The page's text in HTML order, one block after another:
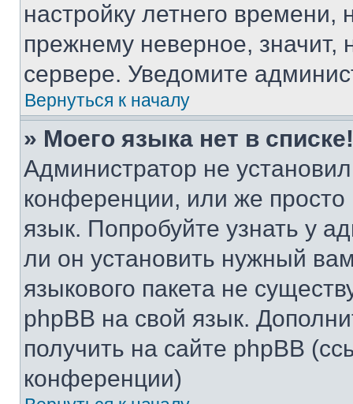
настройку летнего
прежнему неверное, значит,
сервере. Уведомите
Вернуться к началу
» Моего языка нет в списке!
Администратор не
конференции, или же
язык. Попробуйте узнать у
ли он установить нужный
языкового пакета не
phpBB на свой язык.
получить на сайте phpBB
конференции)